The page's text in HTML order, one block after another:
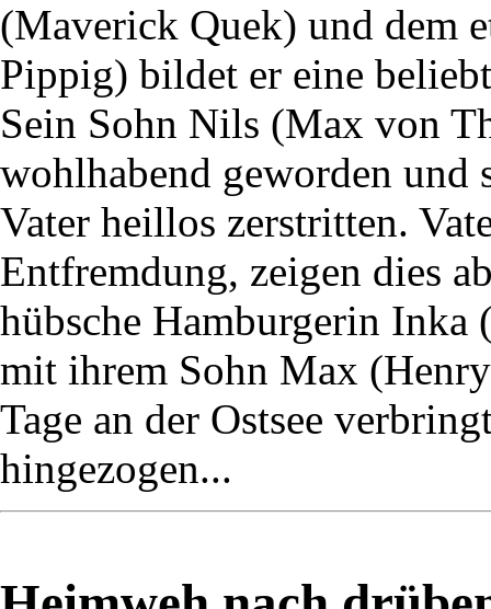
(Maverick Quek) und dem
Pippig) bildet er eine
Sein Sohn Nils (Max von
wohlhabend geworden und
Vater heillos zerstritten.
Entfremdung, zeigen dies
hübsche Hamburgerin
mit ihrem Sohn Max
Tage an der Ostsee
hingezogen...